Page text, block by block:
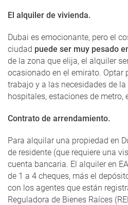
El alquiler de vivienda.
Dubai es emocionante, pero el
ciudad puede ser muy pesado
de la zona que elija, el alquiler
ocasionado en el emirato. Optar
trabajo y a las necesidades de
hospitales, estaciones de metro,
Contrato de arrendamiento.
Para alquilar una propiedad en
de residente (que requiere una
cuenta bancaria. El alquiler en
de 1 a 4 cheques, más el
con los agentes que están
Reguladora de Bienes Raíces